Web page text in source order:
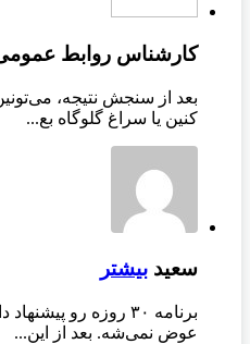
کارشناس روابط
بعد از سنجش نتیجه،
کنین یا سراغ گلوگاه بع...
سعید بیشتر
برنامه ۳۰ روزه رو
عوض نمی‌شه. بعد از این...